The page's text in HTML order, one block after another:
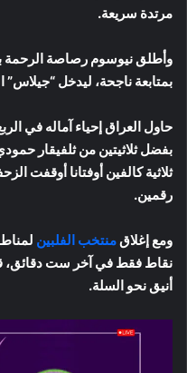
مرتدة سريعة.
وأطلق نيوسوم رصاصة الرحمة
بمتابعة ناجحة، ليدخل “جيلاس”
بفضل ثلاثيتين من ثلفيقار
ثلاثية كالفين أوفتانا أوقفت
رقمين.
ومع إغلاقمنتخب الفلبين
نقاط فقط في آخر ست دقائق،
أنيق نحو السلة.